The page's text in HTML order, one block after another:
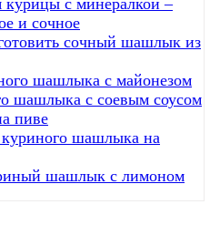
с минералкой –
и сочное
сочный шашлык из
шашлыка с майонезом
шашлыка с соевым соусом
пиве
шашлыка на
шашлык с лимоном